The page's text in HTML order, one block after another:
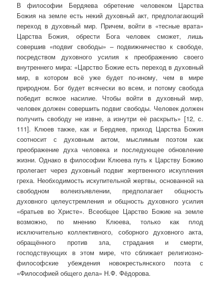
В философии Бердяева обретение человеком Царства
Божия на земле есть некий духовный акт, предполагающий
переход в духовный мир. Причем, войти в «тесные врата»
Царства Божия, обрести Бога человек сможет, лишь
совершив «подвиг свободы» – подвижничество к свободе,
посредством духовного усилия к преображению своего
внутреннего мира: «Царство Божие есть переход в духовный
мир, в котором всё уже будет по-иному, чем в мире
природном. Бог будет всячески во всем, и потому свобода
победит всякое насилие. Чтобы войти в духовный мир,
человек должен совершить подвиг свободы. Человек должен
получить свободу не извне, а изнутри её раскрыть» [12, с.
111]. Клюев также, как и Бердяев, приход Царства Божия
соотносит с духовным актом, мыслимым поэтом как
преображение духа человека и последующее обновление
жизни. Однако в философии Клюева путь к Царству Божию
пролегает через духовный подвиг жертвенного искупления
греха. Необходимость искупительной жертвы, основанной на
свободном волеизъявлении, предполагает общность
духовного целеустремления и общность духовного усилия
«братьев во Христе». Всеобщее Царство Божие на земле
возможно, по мнению Клюева, только как плод
исключительно коллективного, соборного духовного акта,
обращённого против зла, страдания и смерти,
господствующих в этом мире, что сближает религиозно-
философские убеждения новокрестьянского поэта с
«Философией общего дела» Н.Ф. Фёдорова.